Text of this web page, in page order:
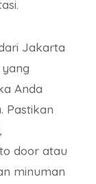
Jakarta
Anda
Pastikan
door atau
minuman